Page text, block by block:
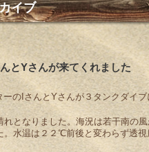
イブ
とYさんが来てくれました
のIさんとYさんが３タンクダイブ
れとなりました。海況は若干南の
水温は２２℃前後と変わらず透視